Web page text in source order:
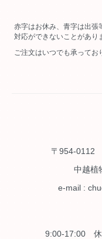
赤字はお休み、青字は出張
対応ができないことがあり
ご注文はいつでも承ってお
〒954-0112
中越植
e-mail :
9:00-17:00 休